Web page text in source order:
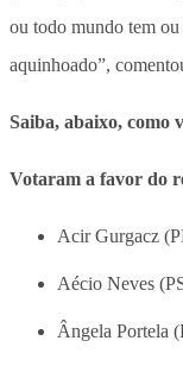
ou todo mundo tem
aquinhoado”,
Saiba, abaixo, como
Votaram a favor do
Acir Gurgacz
Aécio Neves
Ângela Portela